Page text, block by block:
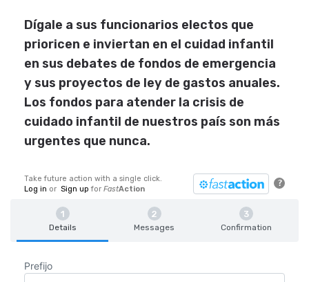
Dígale a sus funcionarios electos que
prioricen e inviertan en el cuidad infantil
en sus debates de fondos de emergencia
y sus proyectos de ley de gastos anuales.
Los fondos para atender la crisis de
cuidado infantil de nuestros país son más
urgentes que nunca.
?
Take future action with a single click.
Log in or Sign up for FastAction
Details Messages Confirmation
Prefijo